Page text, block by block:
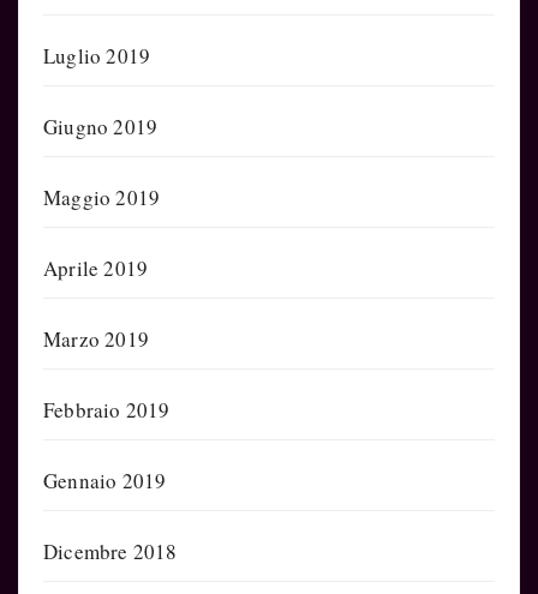
Luglio 2019
Giugno 2019
Maggio 2019
Aprile 2019
Marzo 2019
Febbraio 2019
Gennaio 2019
Dicembre 2018